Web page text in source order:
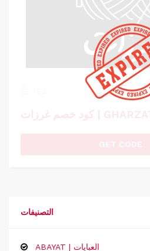
GET CODE
التصنيفات
ABAYAT | العبايات